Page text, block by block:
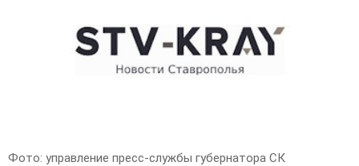
Фото: управление пресс-службы губернатора СК